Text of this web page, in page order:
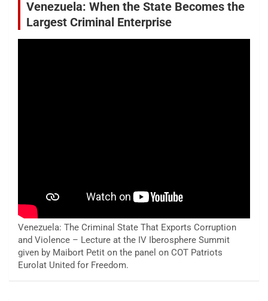
Venezuela: When the State Becomes the
Largest Criminal Enterprise
Venezuela: The Criminal State That Exports Corruption
and Violence – Lecture at the IV Iberosphere Summit
given by Maibort Petit on the panel on COT Patriots
Eurolat United for Freedom.